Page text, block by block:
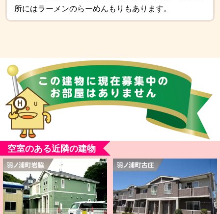
所にはラーメンのらーめんもりもあります。
空室のある近隣の建物